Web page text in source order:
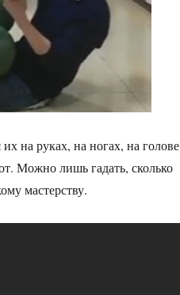
на руках, на ногах, на голове
Можно лишь гадать, сколько
мастерству.